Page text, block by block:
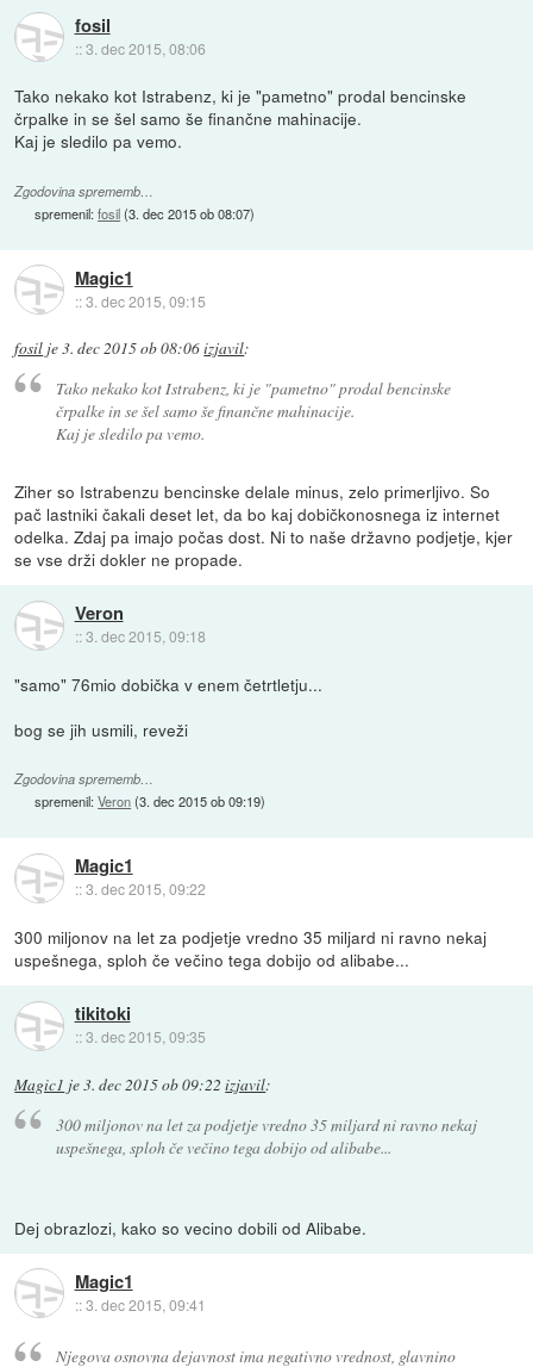
fosil
::3. dec 2015, 08:06
Tako nekako kot Istrabenz, ki je "pametno" prodal bencinske
črpalke in se šel samo še finančne mahinacije.
Kaj je sledilo pa vemo.
Zgodovina sprememb…
spremenil:fosil(3. dec 2015 ob 08:07)
Magic1
::3. dec 2015, 09:15
fosil je3. dec 2015 ob 08:06izjavil:
Tako nekako kot Istrabenz, ki je "pametno" prodal bencinske
črpalke in se šel samo še finančne mahinacije.
Kaj je sledilo pa vemo.
Ziher so Istrabenzu bencinske delale minus, zelo primerljivo. So
pač lastniki čakali deset let, da bo kaj dobičkonosnega iz internet
odelka. Zdaj pa imajo počas dost. Ni to naše državno podjetje, kjer
se vse drži dokler ne propade.
Veron
::3. dec 2015, 09:18
"samo" 76mio dobička v enem četrtletju...
bog se jih usmili, reveži
Zgodovina sprememb…
spremenil:Veron(3. dec 2015 ob 09:19)
Magic1
::3. dec 2015, 09:22
300 miljonov na let za podjetje vredno 35 miljard ni ravno nekaj
uspešnega, sploh če večino tega dobijo od alibabe...
tikitoki
::3. dec 2015, 09:35
Magic1 je3. dec 2015 ob 09:22 izjavil:
300 miljonov na let za podjetje vredno 35 miljard ni ravno nekaj
uspešnega, sploh če večino tega dobijo od alibabe...
Dej obrazlozi, kako so vecino dobili od Alibabe.
Magic1
::3. dec 2015, 09:41
Njegova osnovna dejavnost ima negativno vrednost, glavnino